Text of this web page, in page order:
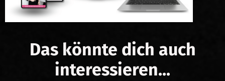
Das könnte dich auch
interessieren...